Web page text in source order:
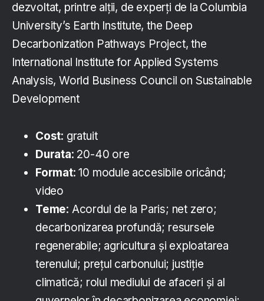
dezvoltat, printre alții, de experți de la Columbia
University’s Earth Institute, the Deep
Decarbonization Pathways Project, the
International Institute for Applied Systems
Analysis, World Business Council on Sustainable
Development
Cost: gratuit
Durata: 20-40 ore
Format: 10 module accesibile oricând;
video
Teme: Acordul de la Paris; net zero;
decarbonizarea profundă; resursele
regenerabile; agricultura și exploatarea
terenului; prețul carbonului; justiție
climatică; rolul mediului de afaceri și al